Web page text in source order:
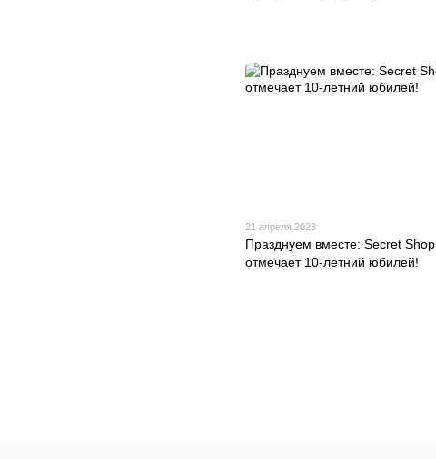
21 апреля 2023
Празднуем вместе: Secret Shop
отмечает 10-летний юбилей!